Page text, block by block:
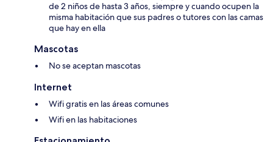
de 2 niños de hasta 3 años, siempre y cuando ocupen la
misma habitación que sus padres o tutores con las camas
que hay en ella
Mascotas
No se aceptan mascotas
Internet
Wifi gratis en las áreas comunes
Wifi en las habitaciones